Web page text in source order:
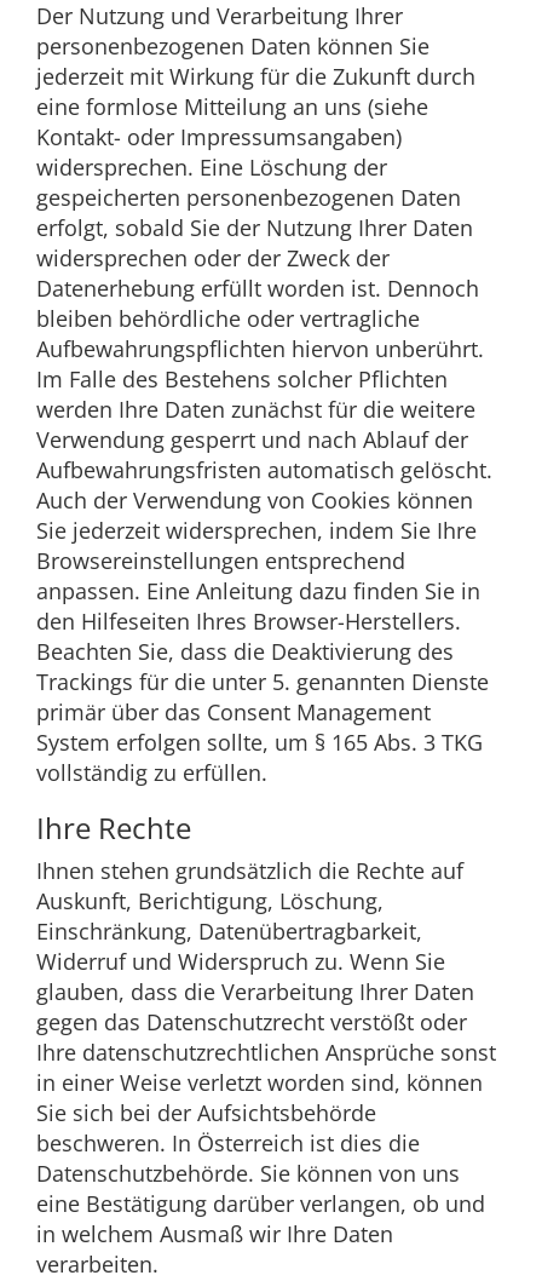
Der Nutzung und Verarbeitung Ihrer
personenbezogenen Daten können Sie
jederzeit mit Wirkung für die Zukunft durch
eine formlose Mitteilung an uns (siehe
Kontakt- oder Impressumsangaben)
widersprechen. Eine Löschung der
gespeicherten personenbezogenen Daten
erfolgt, sobald Sie der Nutzung Ihrer Daten
widersprechen oder der Zweck der
Datenerhebung erfüllt worden ist. Dennoch
bleiben behördliche oder vertragliche
Aufbewahrungspflichten hiervon unberührt.
Im Falle des Bestehens solcher Pflichten
werden Ihre Daten zunächst für die weitere
Verwendung gesperrt und nach Ablauf der
Aufbewahrungsfristen automatisch gelöscht.
Auch der Verwendung von Cookies können
Sie jederzeit widersprechen, indem Sie Ihre
Browsereinstellungen entsprechend
anpassen. Eine Anleitung dazu finden Sie in
den Hilfeseiten Ihres Browser-Herstellers.
Beachten Sie, dass die Deaktivierung des
Trackings für die unter 5. genannten Dienste
primär über das Consent Management
System erfolgen sollte, um § 165 Abs. 3 TKG
vollständig zu erfüllen.
Ihre Rechte
Ihnen stehen grundsätzlich die Rechte auf
Auskunft, Berichtigung, Löschung,
Einschränkung, Datenübertragbarkeit,
Widerruf und Widerspruch zu. Wenn Sie
glauben, dass die Verarbeitung Ihrer Daten
gegen das Datenschutzrecht verstößt oder
Ihre datenschutzrechtlichen Ansprüche sonst
in einer Weise verletzt worden sind, können
Sie sich bei der Aufsichtsbehörde
beschweren. In Österreich ist dies die
Datenschutzbehörde. Sie können von uns
eine Bestätigung darüber verlangen, ob und
in welchem Ausmaß wir Ihre Daten
verarbeiten.